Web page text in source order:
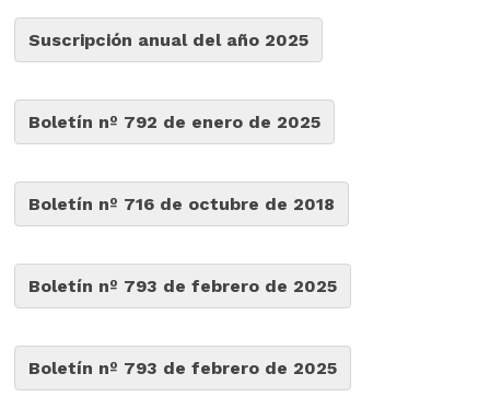
Suscripción anual del año 2025
Boletín nº 792 de enero de 2025
Boletín nº 716 de octubre de 2018
Boletín nº 793 de febrero de 2025
Boletín nº 793 de febrero de 2025